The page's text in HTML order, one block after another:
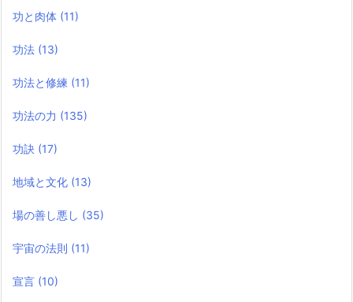
功と肉体 (11)
功法 (13)
功法と修練 (11)
功法の力 (135)
功訣 (17)
地域と文化 (13)
場の善し悪し (35)
宇宙の法則 (11)
宣言 (10)